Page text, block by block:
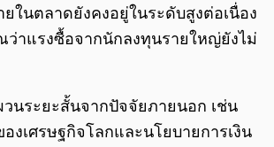
ในตลาดยังคงอยู่ในระดับสูงต่อเนื่อง
าแรงซื้อจากนักลงทุนรายใหญ่ยังไม่
นระยะสั้นจากปัจจัยภายนอก เช่น
งเศรษฐกิจโลกและนโยบายการเงิน